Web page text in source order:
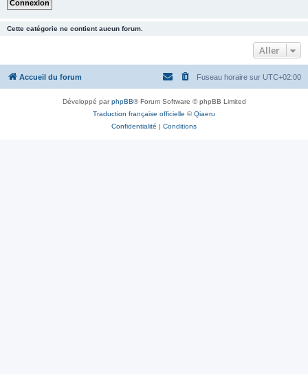
Cette catégorie ne contient aucun forum.
Aller
Accueil du forum Fuseau horaire sur UTC+02:00
Développé parphpBB® Forum Software © phpBB Limited
Traduction française officielle ©Qiaeru
Confidentialité | Conditions